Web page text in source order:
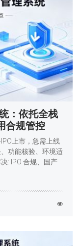
：依托全栈
合规管控
上市，急需上线
功能核验、环境适
: IPO 合规、国产